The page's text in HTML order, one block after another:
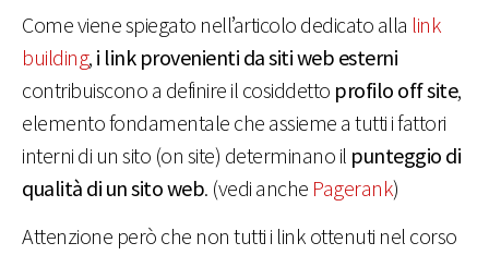
Come viene spiegato nell’articolo dedicato alla link
building, i link provenienti da siti web esterni
contribuiscono a definire il cosiddetto profilo off site,
elemento fondamentale che assieme a tutti i fattori
interni di un sito (on site) determinano il punteggio di
qualità di un sito web. (vedi anche Pagerank)
Attenzione però che non tutti i link ottenuti nel corso